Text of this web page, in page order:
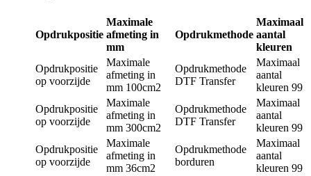
Opdrukpositie
Maximale
afmeting in
mm
Opdrukmethode
Maximaal
aantal
kleuren
Opdrukpositie
op voorzijde
Maximale
afmeting in
mm 100cm2
Opdrukmethode
DTF Transfer
Maximaal
aantal
kleuren 99
Opdrukpositie
op voorzijde
Maximale
afmeting in
mm 300cm2
Opdrukmethode
DTF Transfer
Maximaal
aantal
kleuren 99
Opdrukpositie
op voorzijde
Maximale
afmeting in
mm 36cm2
Opdrukmethode
borduren
Maximaal
aantal
kleuren 99